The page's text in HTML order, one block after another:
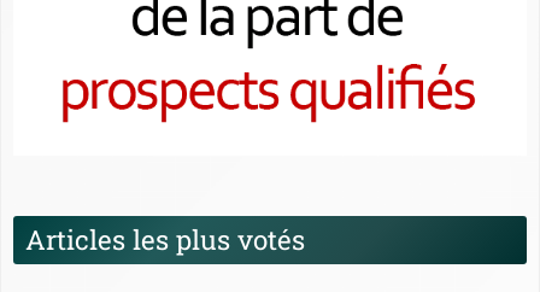
Articles les plus votés